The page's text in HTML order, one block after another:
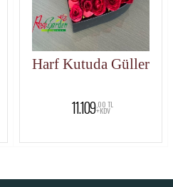
Harf Kutuda Güller
11.109,00 TL
+KDV